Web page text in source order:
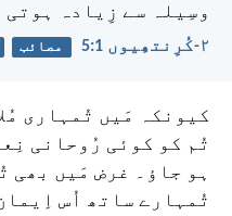
وسِیلہ سے زِیادہ ہوتی
۲-کُرِنتھِیوں 1:‏5 مصائب
کیونکہ مَیں تُمہاری
تُم کو کوئی رُوحانی
ہو جاؤ۔ غرض مَیں بھی
تُمہارے ساتھ اُس